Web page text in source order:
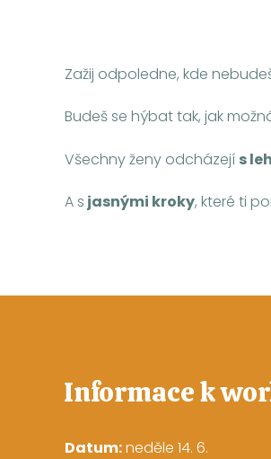
Zažij odpoledne, kde
Budeš se hýbat tak, jak
Všechny ženy odcházejí s
A s jasnými kroky, které ti
Informace k
Datum:neděle 14. 6.